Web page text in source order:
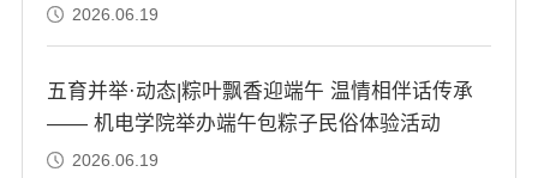
2026.06.19
五育并举·动态|粽叶飘香迎端午 温情相伴话传承
—— 机电学院举办端午包粽子民俗体验活动
2026.06.19